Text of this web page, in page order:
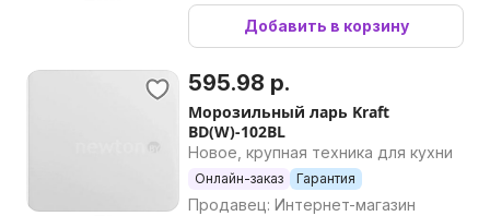
Добавить в корзину
595.98 р.
Морозильный ларь Kraft
BD(W)-102BL
Новое, крупная техника для кухни
Онлайн-заказ Гарантия
Продавец: Интернет-магазин